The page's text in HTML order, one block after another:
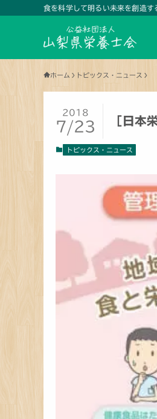
食を科学して明るい未来を創造す
ホーム トピックス・ニュース
［日本
2018
7/23
トピックス・ニュース